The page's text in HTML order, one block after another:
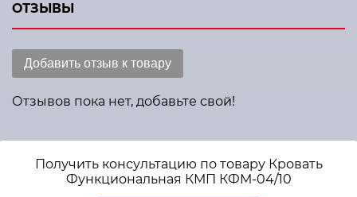
ОТЗЫВЫ
Добавить отзыв к товару
Отзывов пока нет, добавьте свой!
Получить консультацию по товару Кровать
Функциональная КМП КФМ-04/10